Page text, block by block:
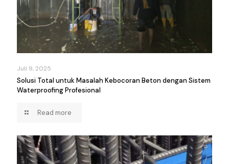
Juli 9, 2025
Solusi Total untuk Masalah Kebocoran Beton dengan Sistem
Waterproofing Profesional
Read more